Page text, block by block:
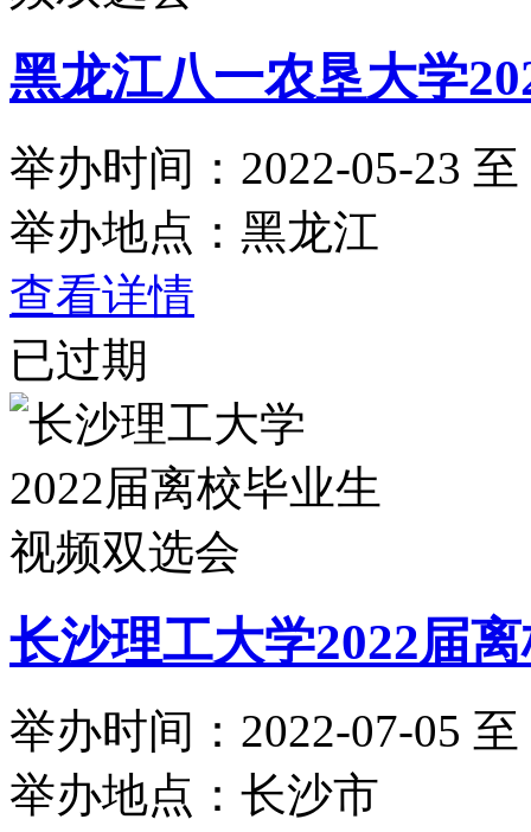
黑龙江八一农垦大学
举办时间：2022-05-23 至
举办地点：黑龙江
查看详情
已过期
长沙理工大学2022届
举办时间：2022-07-05 至
举办地点：长沙市